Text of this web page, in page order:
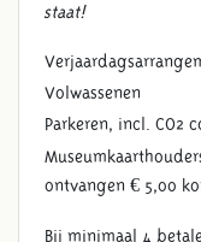
staat!
Volwassenen
Parkeren, incl. CO2
ontvangen € 5,00
Bij minimaal 4